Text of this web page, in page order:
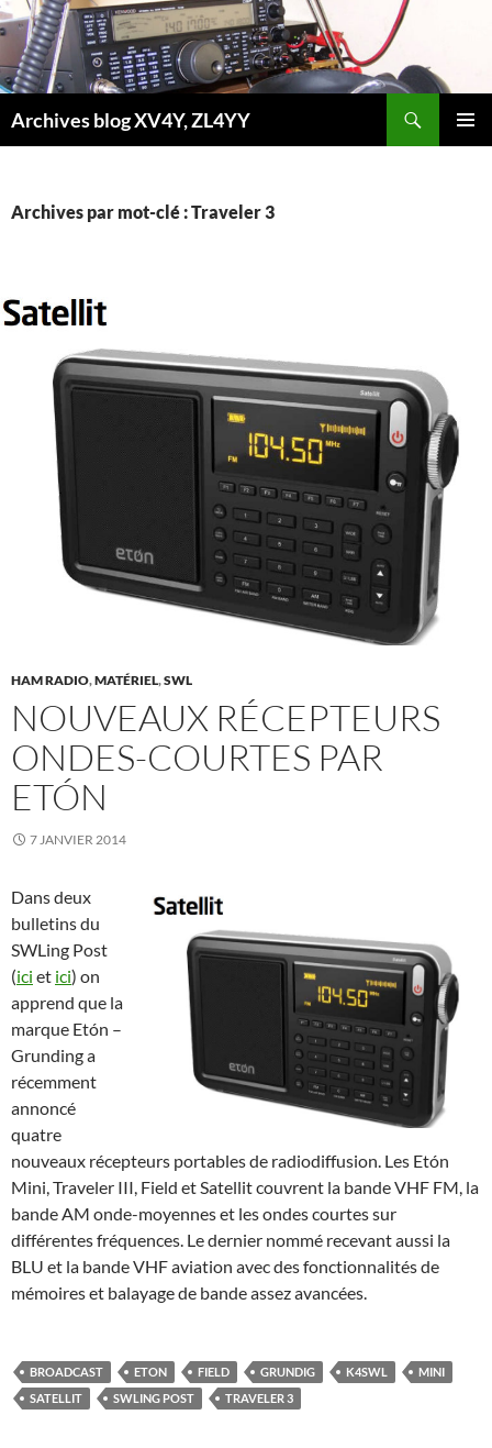
Aller
au
contenu
Archives blog XV4Y, ZL4YY
Archives par mot-clé : Traveler 3
HAM RADIO,MATÉRIEL,SWL
NOUVEAUX RÉCEPTEURS
ONDES-COURTES PAR
ETÓN
7 JANVIER 2014
Dans deux
bulletins du
SWLing Post
(ici et ici) on
apprend que la
marque Etón –
Grunding a
récemment
annoncé
quatre
nouveaux récepteurs portables de radiodiffusion. Les Etón
Mini, Traveler III, Field et Satellit couvrent la bande VHF FM, la
bande AM onde-moyennes et les ondes courtes sur
différentes fréquences. Le dernier nommé recevant aussi la
BLU et la bande VHF aviation avec des fonctionnalités de
mémoires et balayage de bande assez avancées.
BROADCAST ETON FIELD GRUNDIG K4SWL
MINI
SATELLIT
SWLING POST TRAVELER 3